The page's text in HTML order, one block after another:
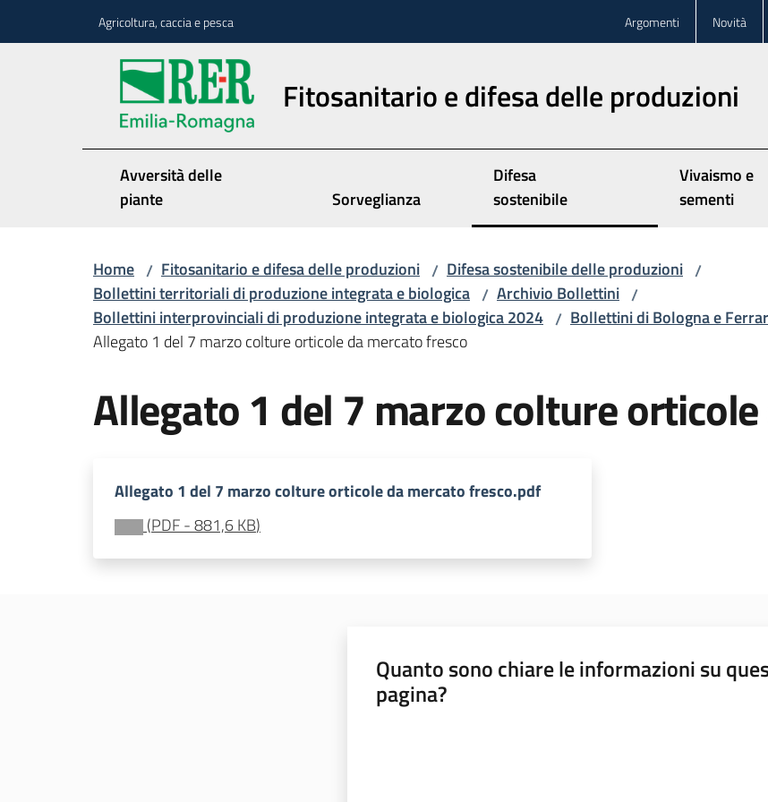
Agricoltura, caccia e pesca Argomenti Novità
Fitosanitario e difesa delle produzioni
Avversità delle
piante
Sorveglianza
Difesa
sostenibile
Vivaismo e
sementi
Home / Fitosanitario e difesa delle produzioni / Difesa sostenibile delle produzioni /
Bollettini territoriali di produzione integrata e biologica / Archivio Bollettini /
Bollettini interprovinciali di produzione integrata e biologica 2024 / Bollettini di Bologna e
Allegato 1 del 7 marzo colture orticole da mercato fresco
Allegato 1 del 7 marzo colture
Allegato 1 del 7 marzo colture orticole da mercato fresco.pdf
(PDF-881,6 KB)
Quanto sono chiare le informazioni su
pagina?